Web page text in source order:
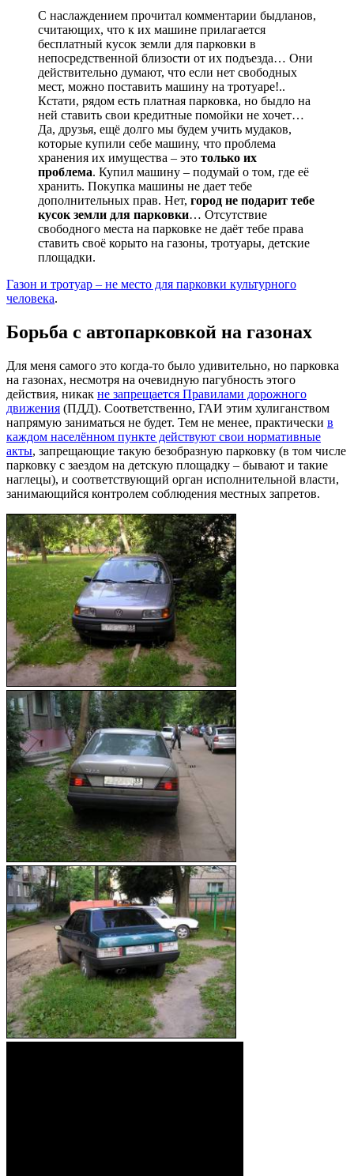
С наслаждением прочитал комментарии быдланов,
считающих, что к их машине прилагается
бесплатный кусок земли для парковки в
непосредственной близости от их подъезда… Они
действительно думают, что если нет свободных
мест, можно поставить машину на тротуаре!..
Кстати, рядом есть платная парковка, но быдло на
ней ставить свои кредитные помойки не хочет…
Да, друзья, ещё долго мы будем учить мудаков,
которые купили себе машину, что проблема
хранения их имущества – это только их
проблема. Купил машину – подумай о том, где её
хранить. Покупка машины не дает тебе
дополнительных прав. Нет, город не подарит тебе
кусок земли для парковки… Отсутствие
свободного места на парковке не даёт тебе права
ставить своё корыто на газоны, тротуары, детские
площадки.
Газон и тротуар – не место для парковки культурного
человека.
Борьба с автопарковкой на газонах
Для меня самого это когда-то было удивительно, но парковка
на газонах, несмотря на очевидную пагубность этого
действия, никак не запрещается Правилами дорожного
движения (ПДД). Соответственно, ГАИ этим хулиганством
напрямую заниматься не будет. Тем не менее, практически в
каждом населённом пункте действуют свои нормативные
акты, запрещающие такую безобразную парковку (в том числе
парковку с заездом на детскую площадку – бывают и такие
наглецы), и соответствующий орган исполнительной власти,
занимающийся контролем соблюдения местных запретов.